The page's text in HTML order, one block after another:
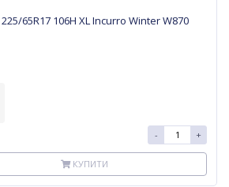
65R17 106H XL Incurro Winter W870
- +
КУПИТИ